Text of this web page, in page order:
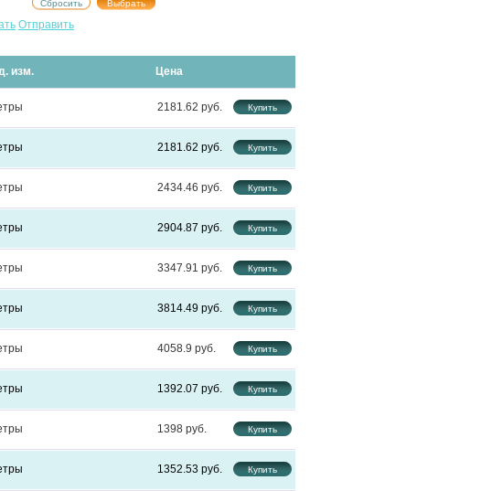
Отправить
изм. Цена
2181.62
2181.62
2434.46
2904.87
3347.91
3814.49
4058.9
1392.07
1398
1352.53